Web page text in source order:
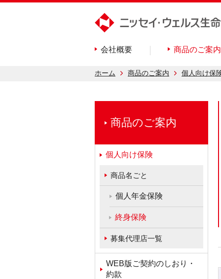
会社概要 商品のご案内
ホーム 商品のご案内 個人向け保
商品のご案内
個人向け保険
商品名ごと
個人年金保険
終身保険
募集代理店一覧
WEB版ご契約のしおり・
約款